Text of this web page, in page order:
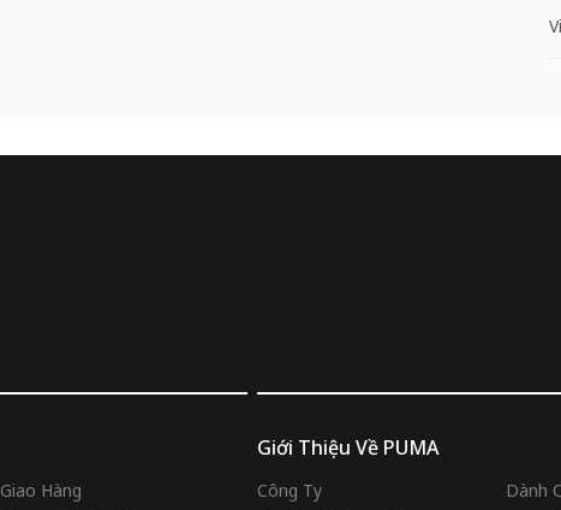
Giao Hàng
Giới Thiệu Về PUMA
Công Ty
Dành